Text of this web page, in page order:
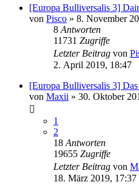
[Europa Bulliversalis 3]
von Pisco » 8. November
8 Antworten
11731 Zugriffe
Letzter Beitrag von
2. April 2019, 18:47
[Europa Bulliversalis 3]
von Maxii » 30. Oktober
1
2
18 Antworten
19655 Zugriffe
Letzter Beitrag von
18. März 2019, 17:37